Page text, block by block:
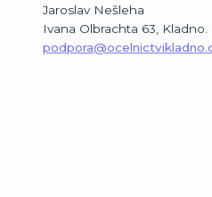
Jaroslav Nešleha
Ivana Olbrachta 63, Kladno.